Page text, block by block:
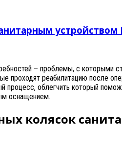
устройством
– проблемы, с которыми
проходят реабилитацию после
процесс, облегчить который
оснащением.
колясок